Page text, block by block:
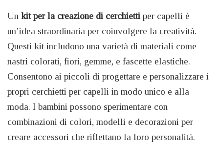
Un kit per la creazione di cerchiettiper capelli è
un’idea straordinaria per coinvolgere la creatività.
Questi kit includono una varietà di materiali come
nastri colorati, fiori, gemme, e fascette elastiche.
Consentono ai piccoli di progettare e personalizzare i
propri cerchietti per capelli in modo unico e alla
moda. I bambini possono sperimentare con
combinazioni di colori, modelli e decorazioni per
creare accessori che riflettano la loro personalità.